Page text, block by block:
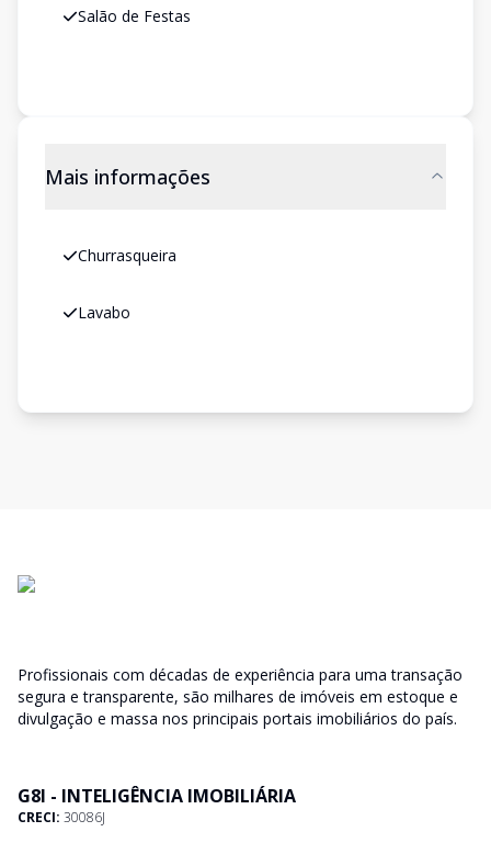
Salão de Festas
Mais informações
Churrasqueira
Lavabo
Profissionais com décadas de experiência para uma transação
segura e transparente, são milhares de imóveis em estoque e
divulgação e massa nos principais portais imobiliários do país.
G8I - INTELIGÊNCIA IMOBILIÁRIA
CRECI: 30086J